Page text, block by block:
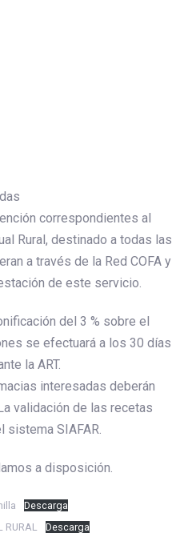
correspondientes al
Rural, destinado a todas las
a través de la Red COFA y
de este servicio.
del 3 % sobre el
se efectuará a los 30 días
la ART.
interesadas deberán
validación de las recetas
SIAFAR.
a disposición.
Descarga
RURAL
Descarga